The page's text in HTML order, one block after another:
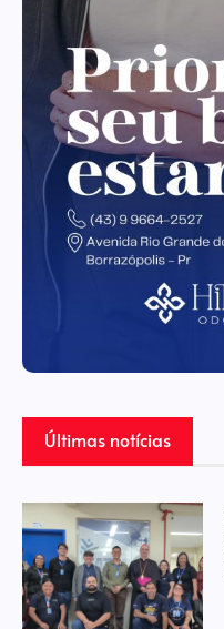
Últimas notícias